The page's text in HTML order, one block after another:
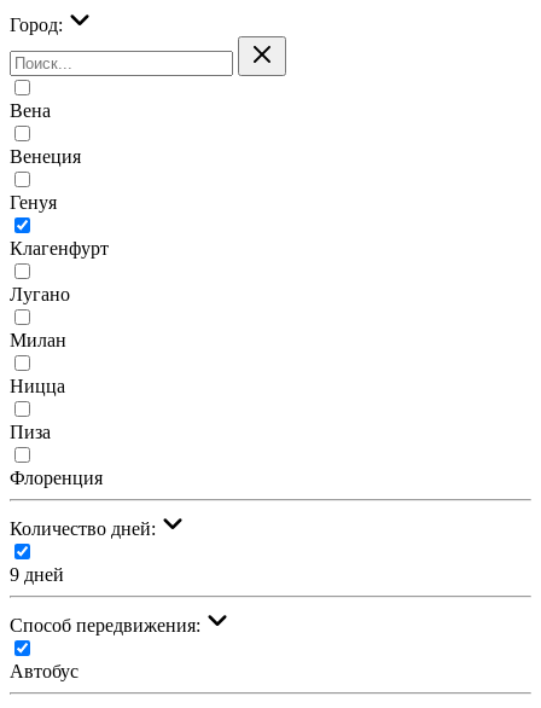
Город:
Вена
Венеция
Генуя
Клагенфурт
Лугано
Милан
Ницца
Пиза
Флоренция
Количество дней:
9 дней
Cпособ передвижения:
Автобус